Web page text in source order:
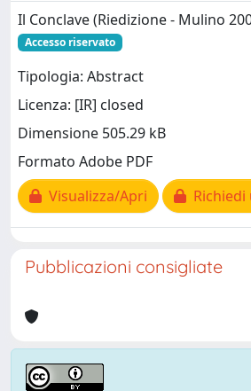
Il Conclave (Riedizione - Mulino
Accesso riservato
Tipologia: Abstract
Licenza: [IR] closed
Dimensione 505.29 kB
Formato Adobe PDF
Visualizza/Apri
Richiedi
Pubblicazioni consigliate